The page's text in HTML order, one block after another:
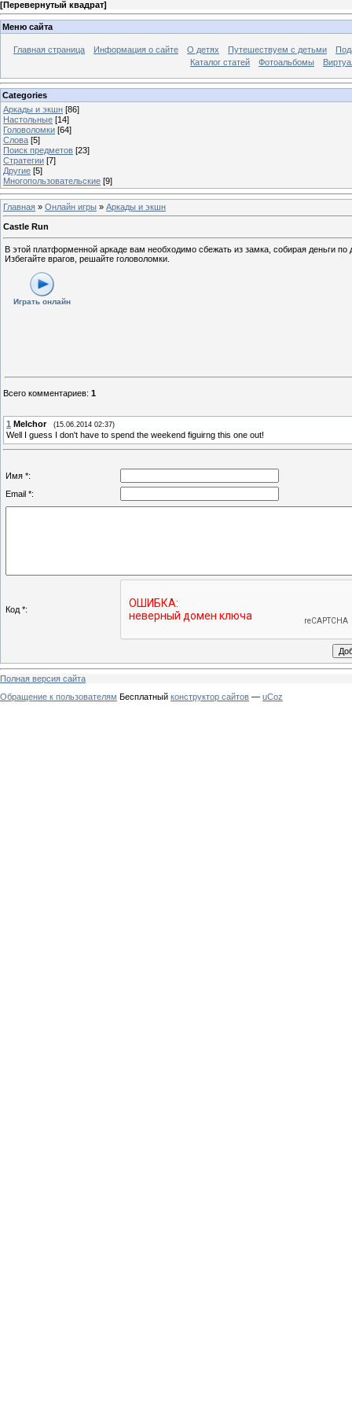
[Перевернутый квадрат]
Меню сайта
Главная страница Информация о сайте О детях Путешествуем с детьми
Каталог статей
Фотоальбомы
Categories
Аркады и экшн [86]
Настольные [14]
Головоломки [64]
Слова [5]
Поиск предметов [23]
Стратегии [7]
Другие [5]
Многопользовательские [9]
Главная » Онлайн игры » Аркады и экшн
Castle Run
В этой платформенной аркаде вам необходимо сбежать из замка, собирая деньги
Избегайте врагов, решайте головоломки.
Играть онлайн
Всего комментариев: 1
1 Melchor (15.06.2014 02:37)
Well I guess I don't have to spend the weekend figuirng this one out!
Имя *:
Email *:
Код *:
Полная версия сайта
Обращение к пользователям Бесплатный конструктор сайтов — uCoz